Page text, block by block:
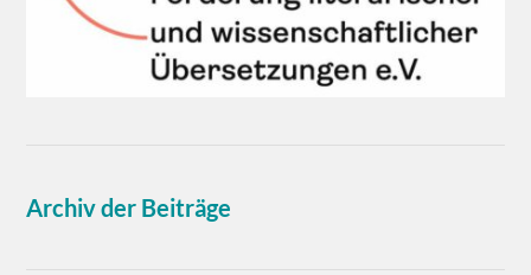
Archiv der Beiträge